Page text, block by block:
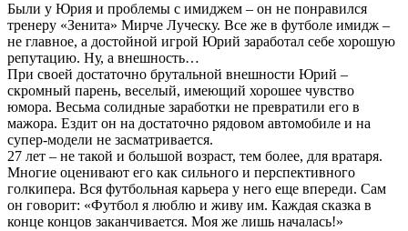
Были у Юрия и проблемы с имиджем – он не понравился
тренеру «Зенита» Мирче Луческу. Все же в футболе имидж –
не главное, а достойной игрой Юрий заработал себе хорошую
репутацию. Ну, а внешность…
При своей достаточно брутальной внешности Юрий –
скромный парень, веселый, имеющий хорошее чувство
юмора. Весьма солидные заработки не превратили его в
мажора. Ездит он на достаточно рядовом автомобиле и на
супер-модели не засматривается.
27 лет – не такой и большой возраст, тем более, для вратаря.
Многие оценивают его как сильного и перспективного
голкипера. Вся футбольная карьера у него еще впереди. Сам
он говорит: «Футбол я люблю и живу им. Каждая сказка в
конце концов заканчивается. Моя же лишь началась!»